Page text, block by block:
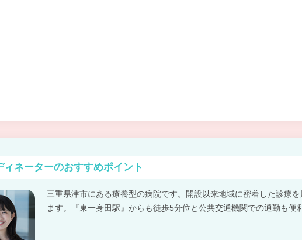
ィネーターのおすすめポイント
三重県津市にある療養型の病院です。開設以来地域に密着した診療
ます。『東一身田駅』からも徒歩5分位と公共交通機関での通勤も便